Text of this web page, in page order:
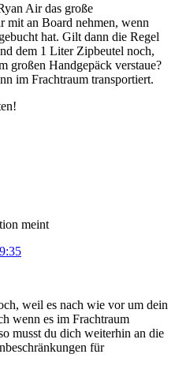
Air das große
mit an Board nehmen, wenn
hat. Gilt dann die Regel
dem 1 Liter Zipbeutel noch,
großen Handgepäck verstaue?
im Frachtraum transportiert.
meint
weil es nach wie vor um dein
wenn es im Frachtraum
musst du dich weiterhin an die
für